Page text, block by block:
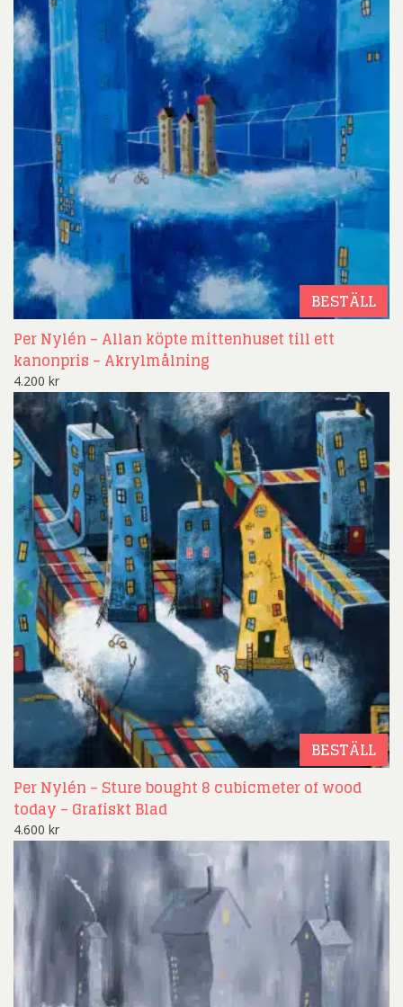
BESTÄLL
Per Nylén – Allan köpte mittenhuset till ett
kanonpris – Akrylmålning
4.200 kr
BESTÄLL
Per Nylén – Sture bought 8 cubicmeter of wood
today – Grafiskt Blad
4.600 kr